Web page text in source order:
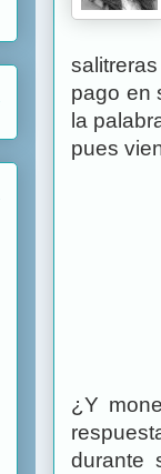
pago en
la
pues
¿Y
durante